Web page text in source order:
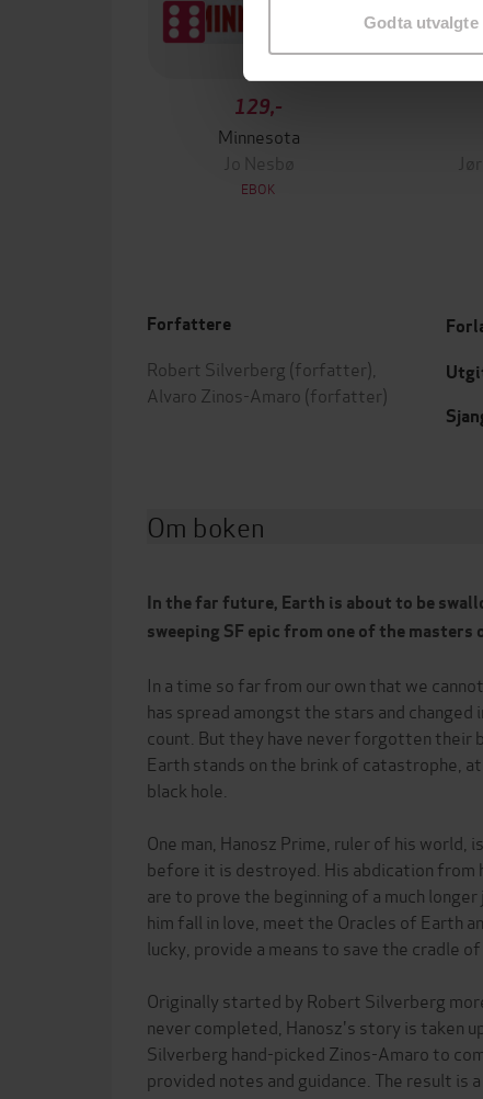
Godta utvalgte
129,-
Minnesota
Jo Nesbø
EBOK
Forfattere
Robert Silverberg (forfatter),
Alvaro Zinos-Amaro (forfatter)
Om boken
In the far future, Earth is about to be
sweeping SF epic from one of the masters
In a time so far from our own that we
has spread amongst the stars and changed
count. But they have never forgotten their
Earth stands on the brink of catastrophe,
black hole.
One man, Hanosz Prime, ruler of his
before it is destroyed. His abdication from
are to prove the beginning of a much
him fall in love, meet the Oracles of Earth
lucky, provide a means to save the cradle of
Originally started by Robert Silverberg
never completed, Hanosz's story is taken
Silverberg hand-picked Zinos-Amaro to
provided notes and guidance. The result is